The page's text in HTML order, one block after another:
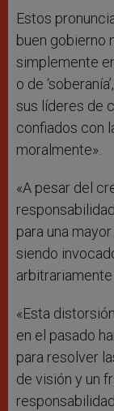
Estos
buen gobierno
simplemente
o de
sus líderes de
confiados con
moralmente».
«A pesar del
para una
siendo
«Esta
en el pasado
para resolver
de visión y un